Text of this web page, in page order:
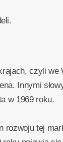
czyli we
Innymi
w 1969 roku.
rozwoju tej